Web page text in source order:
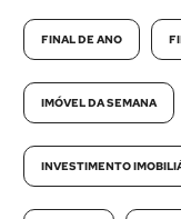
FINAL DE ANO
IMÓVEL DA SEMANA
INVESTIMENTO